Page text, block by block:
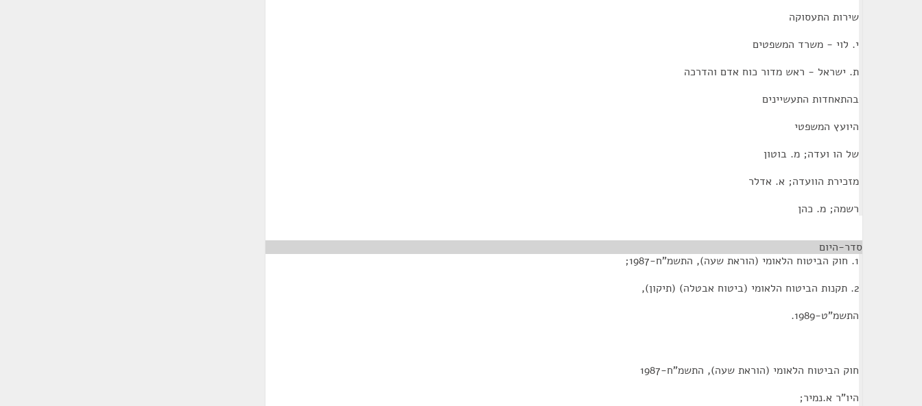
שירות התעסוקה
י. לוי - משרד המשפטים
ת. ישראל - ראש מדור כוח אדם והדרכה
בהתאחדות התעשיינים
היועץ המשפטי
של הו ועדה; מ. בוטון
מזכירת הוועדה; א. אדלר
רשמה; מ. כהן
סדר-היום
1. חוק הביטוח הלאומי (הוראת שעה), התשמ"ח-1987;
2. תקנות הביטוח הלאומי (ביטוח אבטלה) (תיקון),
התשמ"ט-1989.
חוק הביטוח הלאומי (הוראת שעה), התשמ"ח-1987
היו"ר א.נמיר;